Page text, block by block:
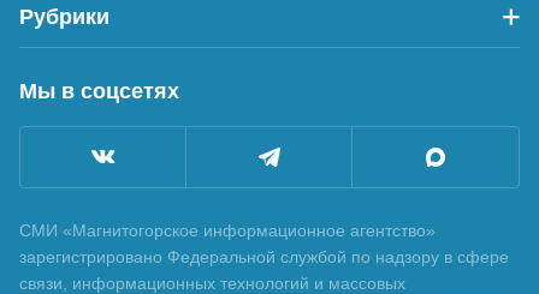
Рубрики
Мы в соцсетях
СМИ «Магнитогорское информационное агентство»
зарегистрировано Федеральной службой по надзору в сфере
связи, информационных технологий и массовых